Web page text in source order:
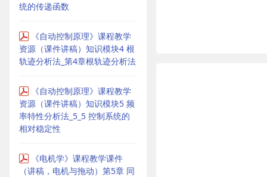
统的传递函数
《自动控制原理》课程教学
资源（课件讲稿）知识模块4 根
轨迹分析法_第4章根轨迹分析法
《自动控制原理》课程教学
资源（课件讲稿）知识模块5 频
率特性分析法_5_5 控制系统的
相对稳定性
《电机学》课程教学课件
（讲稿，电机与拖动）第5章 同